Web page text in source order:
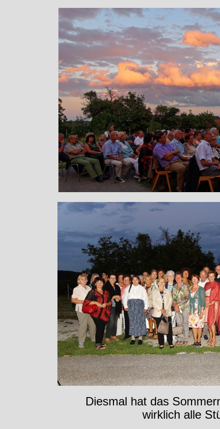
Diesmal hat das
wirklich alle